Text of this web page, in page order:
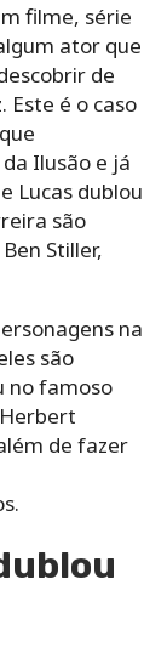
filme, série
ator que
de
Este é o caso
Ilusão e já
Lucas dublou
são
Stiller,
na
são
no famoso
de fazer